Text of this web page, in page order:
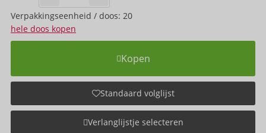
Verpakkings­eenheid / doos: 20
hele doos kopen
Kopen
Standaard volglijst
Verlanglijstje selecteren